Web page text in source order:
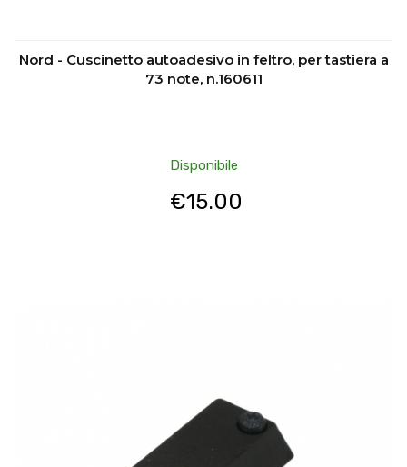
Nord - Cuscinetto autoadesivo in feltro, per tastiera a
73 note, n.160611
Disponibile
€15.00